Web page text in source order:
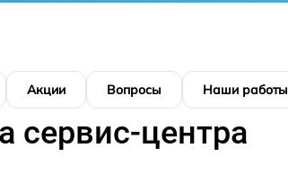
Акции Вопросы Наши работы
сервис-центра